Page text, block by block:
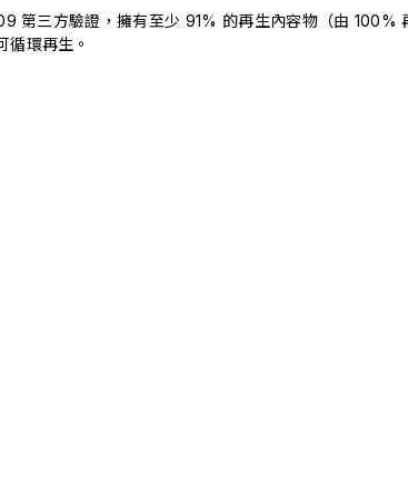
第三方驗證，擁有至少 91% 的再生內容物（由 100%
循環再生。